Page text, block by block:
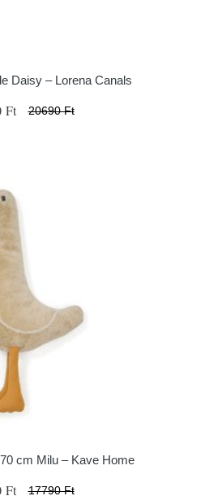
Daisy – Lorena Canals
Ft 20690 Ft
cm Milu – Kave Home
Ft 17790 Ft